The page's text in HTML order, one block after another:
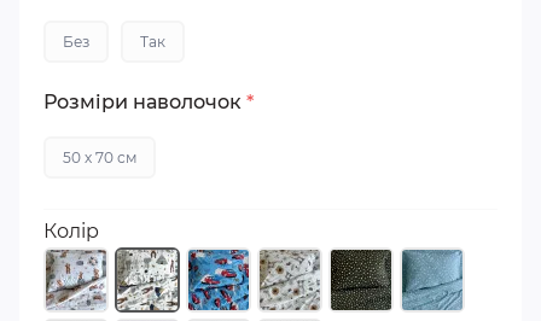
Без Так
Розміри наволочок *
50 х 70 см
Колір